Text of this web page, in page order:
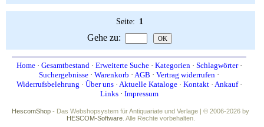
Seite: 1
Gehe zu:
Home· Gesamtbestand· Erweiterte Suche· Kategorien· Schlagwörter·
Suchergebnisse · Warenkorb · AGB · Vertrag widerrufen ·
Widerrufsbelehrung · Über uns· Aktuelle Kataloge· Kontakt· Ankauf·
Links· Impressum
HescomShop - Das Webshopsystem für Antiquariate und Verlage | © 2006-2026 by
HESCOM-Software. Alle Rechte vorbehalten.